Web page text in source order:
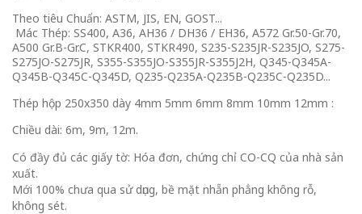
Theo tiêu Chuẩn: ASTM, JIS, EN, GOST...
Mác Thép: SS400, A36, AH36 / DH36 / EH36, A572 Gr.50-Gr.70,
A500 Gr.B-Gr.C, STKR400, STKR490, S235-S235JR-S235JO, S275-
S275JO-S275JR, S355-S355JO-S355JR-S355J2H, Q345-Q345A-
Q345B-Q345C-Q345D, Q235-Q235A-Q235B-Q235C-Q235D...
Thép hộp 250x350 dày 4mm 5mm 6mm 8mm 10mm 12mm :
Chiều dài: 6m, 9m, 12m.
Có đầy đủ các giấy tờ: Hóa đơn, chứng chỉ CO-CQ của nhà sản
xuất.
Mới 100% chưa qua sử dụng, bề mặt nhẵn phẳng không rỗ,
không sét.